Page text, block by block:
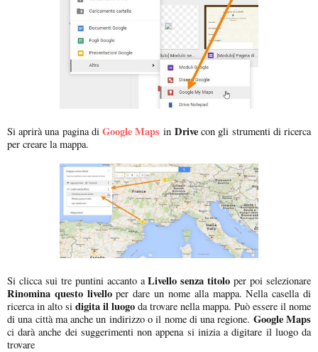
Si aprirà una pagina di Google Maps inDrivecon gli strumenti di ricerca
per creare la mappa.
Si clicca sui tre puntini accanto aLivello senza titolo per poi selezionare
Rinomina questo livelloper dare un nome alla mappa. Nella casella di
ricerca in alto si digita il luogo da trovare nella mappa. Può essere il nome
di una città ma anche un indirizzo o il nome di una regione. Google Maps
ci darà anche dei suggerimenti non appena si inizia a digitare il luogo da
trovare